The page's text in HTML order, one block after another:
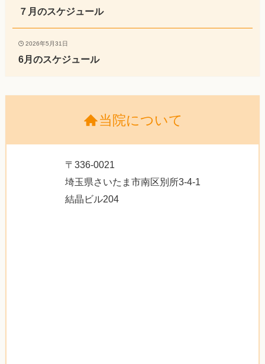
７月のスケジュール
2026年5月31日
6月のスケジュール
当院について
〒336-0021
埼玉県さいたま市南区別所3-4-1
結晶ビル204